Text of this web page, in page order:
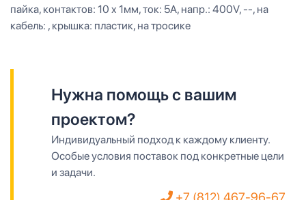
пайка, контактов: 10 x 1мм, ток: 5A, напр.: 400V, --, на
кабель: , крышка: пластик, на тросике
Нужна помощь с вашим
проектом?
Индивидуальный подход к каждому клиенту.
Особые условия поставок под конкретные цели
и задачи.